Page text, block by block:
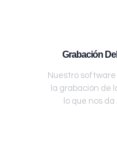
Grabación
Nuestro
la grabación de
lo que nos